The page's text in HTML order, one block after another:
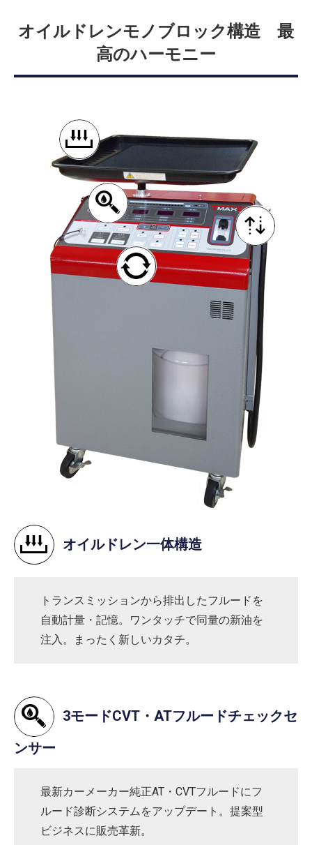
オイルドレンモノブロック構造 最
高のハーモニー
オイルドレン一体構造
トランスミッションから排出したフルードを
自動計量・記憶。ワンタッチで同量の新油を
注入。まったく新しいカタチ。
3モードCVT・ATフルードチェックセ
ンサー
最新カーメーカー純正AT・CVTフルードにフ
ルード診断システムをアップデート。提案型
ビジネスに販売革新。